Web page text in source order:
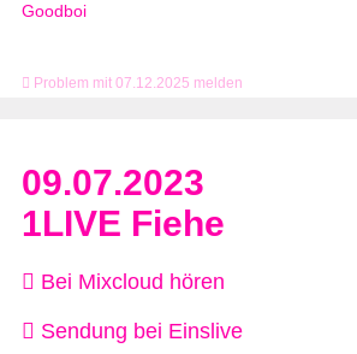
Problem mit 07.12.2025 melden
Goodboi
09.07.2023
1LIVE Fiehe
Bei Mixcloud hören
Sendung bei Einslive